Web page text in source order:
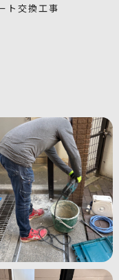
ト交換工事